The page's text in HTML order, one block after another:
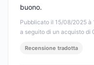
Pubblicato il 15/08/2025 à
a seguito di un acquisto di
buono.
Recensione tradotta